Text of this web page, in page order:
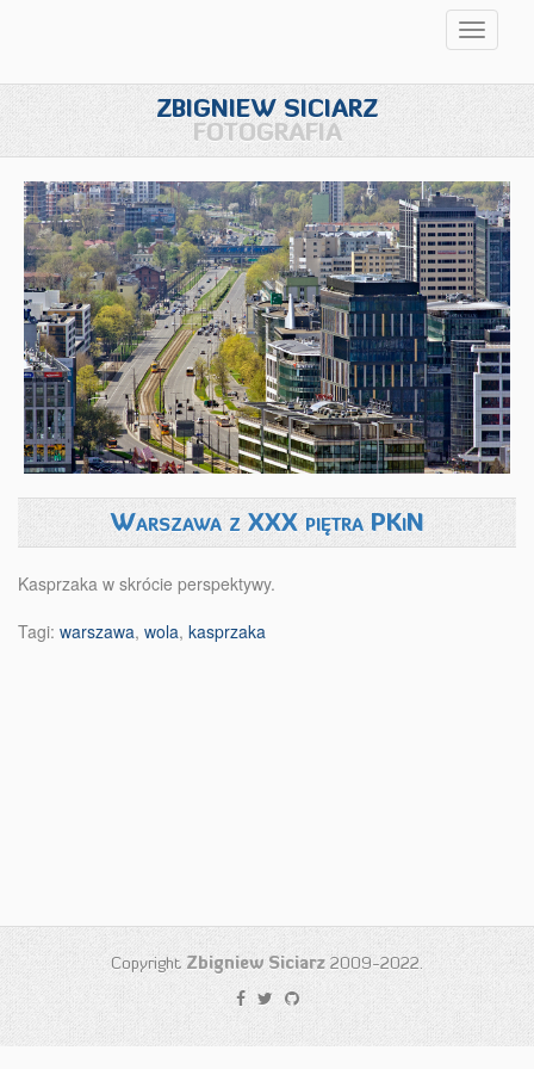
ZBIGNIEW SICIARZ
FOTOGRAFIA
Warszawa z XXX piętra PKiN
Kasprzaka w skrócie perspektywy.
Tagi: warszawa, wola, kasprzaka
Copyright Zbigniew Siciarz 2009-2022.